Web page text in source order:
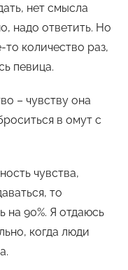
нет смысла
надо ответить. Но
количество раз,
певица.
– чувству она
в омут с
чувства,
то
на 90%. Я отдаюсь
когда люди